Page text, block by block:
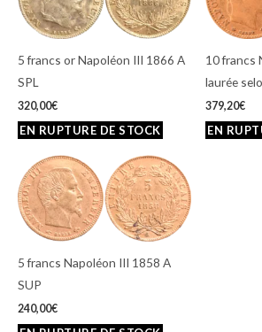
5 francs or Napoléon III 1866 A
SPL
320,00€
10 francs
laurée
379,20€
5 francs Napoléon III 1858 A
SUP
240,00€